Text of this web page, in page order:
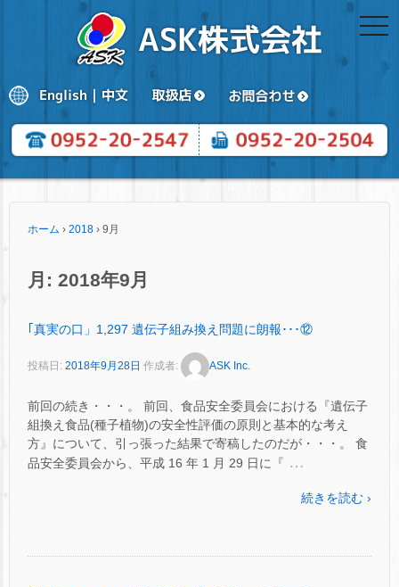
ホーム › 2018 › 9月
月: 2018年9月
｢真実の口」1,297 遺伝子組み換え問題に朗報･･･⑫
投稿日: 2018年9月28日 作成者: ASK Inc.
前回の続き・・・。 前回、食品安全委員会における『遺伝子
組換え食品(種子植物)の安全性評価の原則と基本的な考え
方』について、引っ張った結果で寄稿したのだが・・・。 食
品安全委員会から、平成 16 年 1 月 29 日に『 …
続きを読む ›